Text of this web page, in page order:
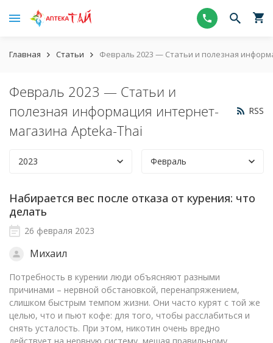
Главная Статьи Февраль 2023 — Статьи и полезная
Февраль 2023 — Статьи и
полезная информация интернет-
магазина Apteka-Thai
RSS
2023 Февраль
Набирается вес после отказа от курения: что
делать
26 февраля 2023
Михаил
Потребность в курении люди объясняют разными
причинами – нервной обстановкой, перенапряжением,
слишком быстрым темпом жизни. Они часто курят с той же
целью, что и пьют кофе: для того, чтобы расслабиться и
снять усталость. При этом, никотин очень вредно